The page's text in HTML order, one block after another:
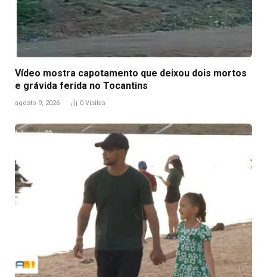
Vídeo mostra capotamento que deixou dois mortos
e grávida ferida no Tocantins
agosto 9, 2026 0 Visitas